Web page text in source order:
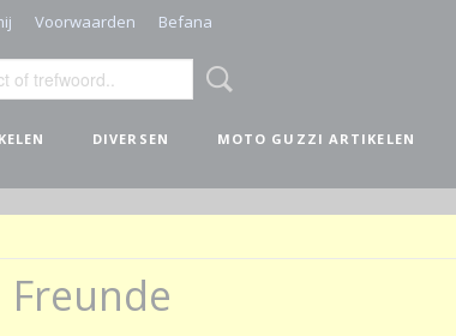
Voorwaarden Befana
DIVERSEN MOTO GUZZI ARTIKELEN